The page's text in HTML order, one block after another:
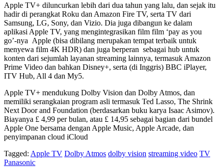
Apple TV+ diluncurkan lebih dari dua tahun yang lalu, dan sejak itu
hadir di perangkat Roku dan Amazon Fire TV, serta TV dari
Samsung, LG, Sony, dan Vizio. Dia juga dibangun ke dalam
aplikasi Apple TV, yang mengintegrasikan film film ‘pay as you
go’-nya Apple (bisa dibilang merupakan tempat terbaik untuk
menyewa film 4K HDR) dan juga berperan sebagai hub untuk
konten dari sejumlah layanan streaming lainnya, termasuk Amazon
Prime Video dan bahkan Disney+, serta (di Inggris) BBC iPlayer,
ITV Hub, All 4 dan My5.
Apple TV+ mendukung Dolby Vision dan Dolby Atmos, dan
memiliki serangkaian program asli termasuk Ted Lasso, The Shrink
Next Door and Foundation (berdasarkan buku karya Isaac Asimov).
Biayanya £ 4,99 per bulan, atau £ 14,95 sebagai bagian dari bundel
Apple One bersama dengan Apple Music, Apple Arcade, dan
penyimpanan cloud iCloud
Tagged: Apple TV Dolby Atmos dolby vision streaming video TV
Panasonic